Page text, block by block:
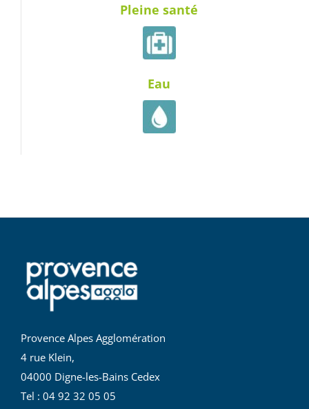
Pleine santé
Eau
Provence Alpes Agglomération
4 rue Klein,
04000 Digne-les-Bains Cedex
Tel : 04 92 32 05 05